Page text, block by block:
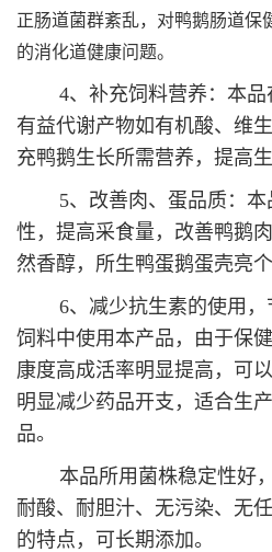
正肠道菌群紊乱，对鸭鹅肠道保
的消化道健康问题。
4、补充饲料营养：本
有益代谢产物如有机酸、维
充鸭鹅生长所需营养，提高生
5、改善肉、蛋品质：
性，提高采食量，改善鸭鹅
然香醇，所生鸭蛋鹅蛋壳亮
6、减少抗生素的使用
饲料中使用本产品，由于保
康度高成活率明显提高，可
明显减少药品开支，适合生
品。
本品所用菌株稳定性好
耐酸、耐胆汁、无污染、无
的特点，可长期添加。